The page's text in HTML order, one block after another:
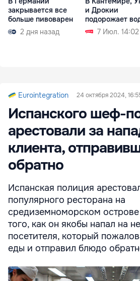
закрывается все
больше пивоварен
2 дня назад
и Дрокии
подорожает
7 Июл. 14:02
Eurointegration 24 октября 2024,
Испанского шеф-
арестовали за
клиента,
обратно
Испанская полиция
популярного ресторана на
средиземноморском
того, как он якобы напал на
посетителя, который
еды и отправил блюдо